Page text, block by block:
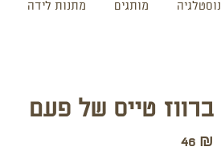
נוסטלגיה מותגים מתנות לידה
ברווז טייס של פעם
46 ₪